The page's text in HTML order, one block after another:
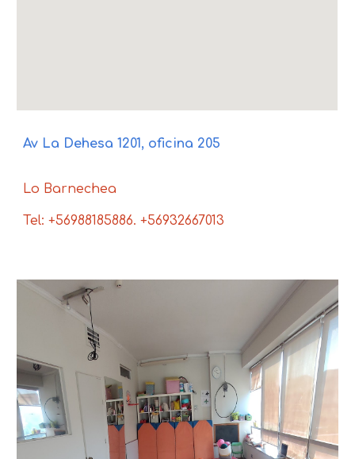
Av La Dehesa 1201, oficina 205
Lo Barnechea
Tel: +56988185886. +56932667013